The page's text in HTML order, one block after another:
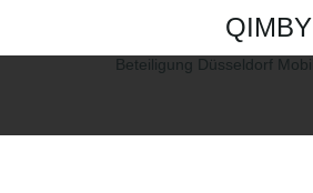
QIMBY